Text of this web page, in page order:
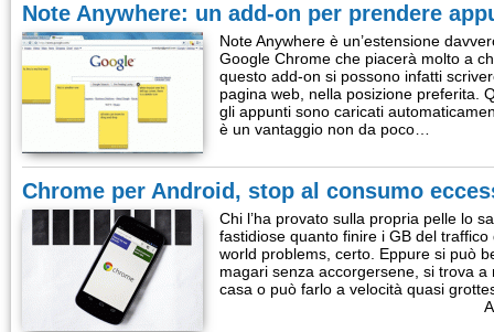
Note Anywhere: un add-on per prendere
Note Anywhere è un’estensione
Google Chrome che piacerà molto a
questo add-on si possono infatti
pagina web, nella posizione preferita.
gli appunti sono caricati
è un vantaggio non da poco…
Chrome per Android, stop al consumo
Chi l’ha provato sulla propria pelle lo
fastidiose quanto finire i GB del
world problems, certo. Eppure si può
magari senza accorgersene, si trova
casa o può farlo a velocità quasi